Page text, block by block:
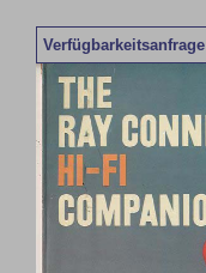
Verfügbarkeitsanfrage